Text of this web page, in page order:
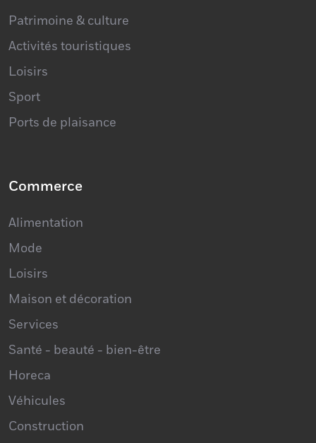
Patrimoine & culture
Activités touristiques
Loisirs
Sport
Ports de plaisance
Commerce
Alimentation
Mode
Loisirs
Maison et décoration
Services
Santé - beauté - bien-être
Horeca
Véhicules
Construction